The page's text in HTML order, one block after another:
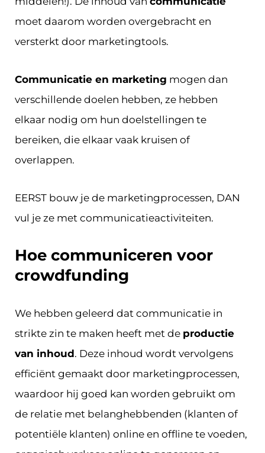
moet daarom worden overgebracht en
versterkt door marketingtools.
Communicatie en marketing mogen dan
verschillende doelen hebben, ze hebben
elkaar nodig om hun doelstellingen te
bereiken, die elkaar vaak kruisen of
overlappen.
EERST bouw je de marketingprocessen, DAN
vul je ze met communicatieactiviteiten.
Hoe communiceren voor
crowdfunding
We hebben geleerd dat communicatie in
strikte zin te maken heeft met de productie
van inhoud. Deze inhoud wordt vervolgens
efficiënt gemaakt door marketingprocessen,
waardoor hij goed kan worden gebruikt om
de relatie met belanghebbenden (klanten of
potentiële klanten) online en offline te voeden,